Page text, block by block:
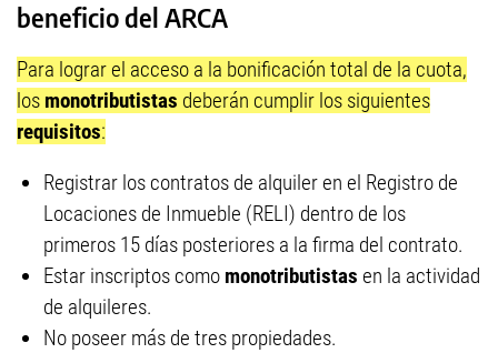
beneficio del ARCA
Para lograr el acceso a la bonificación total de la cuota,
los monotributistas deberán cumplir los siguientes
requisitos:
Registrar los contratos de alquiler en el Registro de
Locaciones de Inmueble (RELI) dentro de los
primeros 15 días posteriores a la firma del contrato.
Estar inscriptos como monotributistas en la actividad
de alquileres.
No poseer más de tres propiedades.